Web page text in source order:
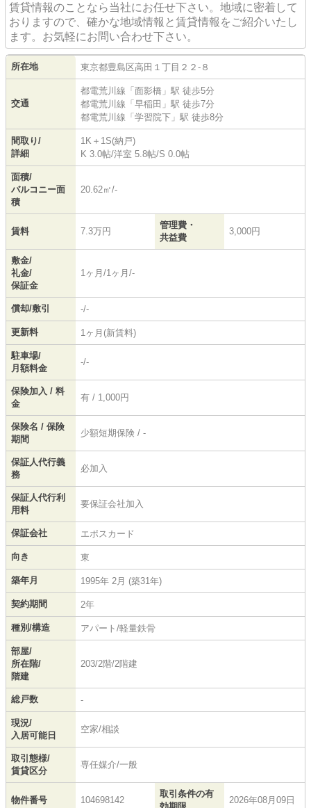
賃貸情報のことなら当社にお任せ下さい。地域に密着して
おりますので、確かな地域情報と賃貸情報をご紹介いたし
ます。お気軽にお問い合わせ下さい。
所在地 東京都豊島区高田 １丁目２２-８
交通
都電荒川線 「 面影橋 」駅 徒歩5分
都電荒川線 「 早稲田 」駅 徒歩7分
都電荒川線 「 学習院下 」駅 徒歩8分
間取り/
詳細
1K＋1S(納戸)
K 3.0帖/洋室 5.8帖/S 0.0帖
面積/
バルコニー面
積
20.62㎡/-
賃料 7.3万円
管理費・
共益費
3,000円
敷金/
礼金/
保証金
1ヶ月/1ヶ月/-
償却/敷引 -/-
更新料 1ヶ月(新賃料)
駐車場/
月額料金
-/-
保険加入 / 料
金
有 / 1,000円
保険名 / 保険
期間
少額短期保険 / -
保証人代行義
務
必加入
保証人代行利
用料
要保証会社加入
保証会社 エポスカード
向き 東
築年月 1995年 2月 (築31年)
契約期間 2年
種別/構造 アパート/軽量鉄骨
部屋/
所在階/
階建
203/2階/2階建
総戸数 -
現況/
入居可能日
空家/相談
取引態様/
賃貸区分
専任媒介/一般
物件番号 104698142
取引条件の有
2026年08月09日